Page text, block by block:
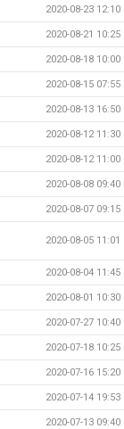
2020-08-23 12:10
2020-08-21 10:25
2020-08-18 10:00
2020-08-15 07:55
2020-08-13 16:50
2020-08-12 11:30
2020-08-12 11:00
2020-08-08 09:40
2020-08-07 09:15
2020-08-05 11:01
2020-08-04 11:45
2020-08-01 10:30
2020-07-27 10:40
2020-07-18 10:25
2020-07-16 15:20
2020-07-14 19:53
2020-07-13 09:40